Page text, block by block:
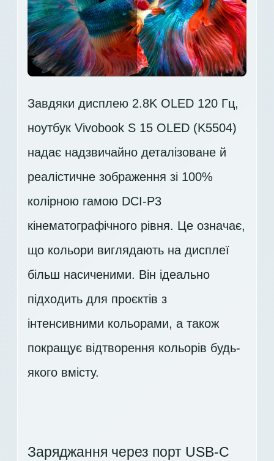
Завдяки дисплею 2.8K OLED 120 Гц,
ноутбук Vivobook S 15 OLED (K5504)
надає надзвичайно деталізоване й
реалістичне зображення зі 100%
колірною гамою DCI-P3
кінематографічного рівня. Це означає,
що кольори виглядають на дисплеї
більш насиченими. Він ідеально
підходить для проєктів з
інтенсивними кольорами, а також
покращує відтворення кольорів будь-
якого вмісту.
Заряджання через порт USB-C